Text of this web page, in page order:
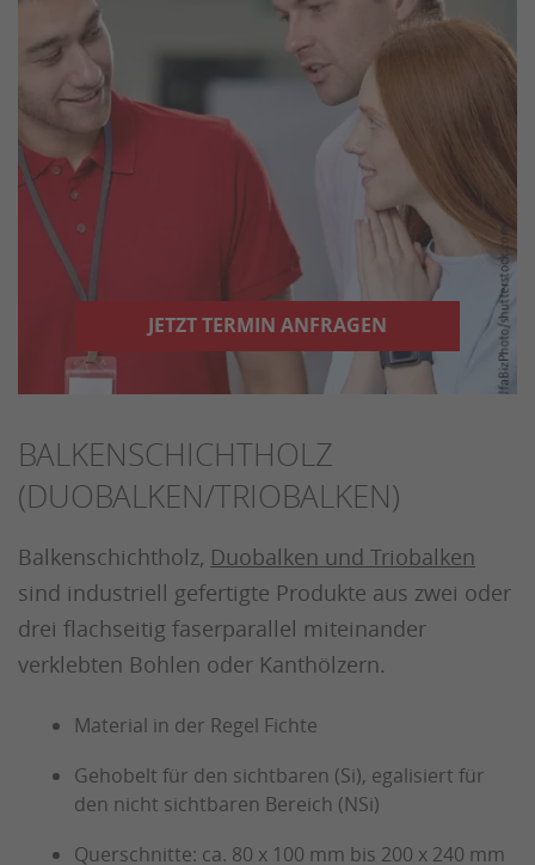
JETZT TERMIN ANFRAGEN
BALKENSCHICHTHOLZ
(DUOBALKEN/TRIOBALKEN)
Balkenschichtholz, Duobalken und Triobalken
sind industriell gefertigte Produkte aus zwei oder
drei flachseitig faserparallel miteinander
verklebten Bohlen oder Kanthölzern.
Material in der Regel Fichte
Gehobelt für den sichtbaren (Si), egalisiert für
den nicht sichtbaren Bereich (NSi)
Querschnitte: ca. 80 x 100 mm bis 200 x 240 mm